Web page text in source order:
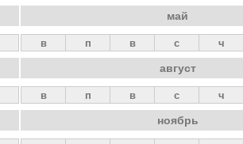
май
в п в с ч
август
в п в с ч
ноябрь